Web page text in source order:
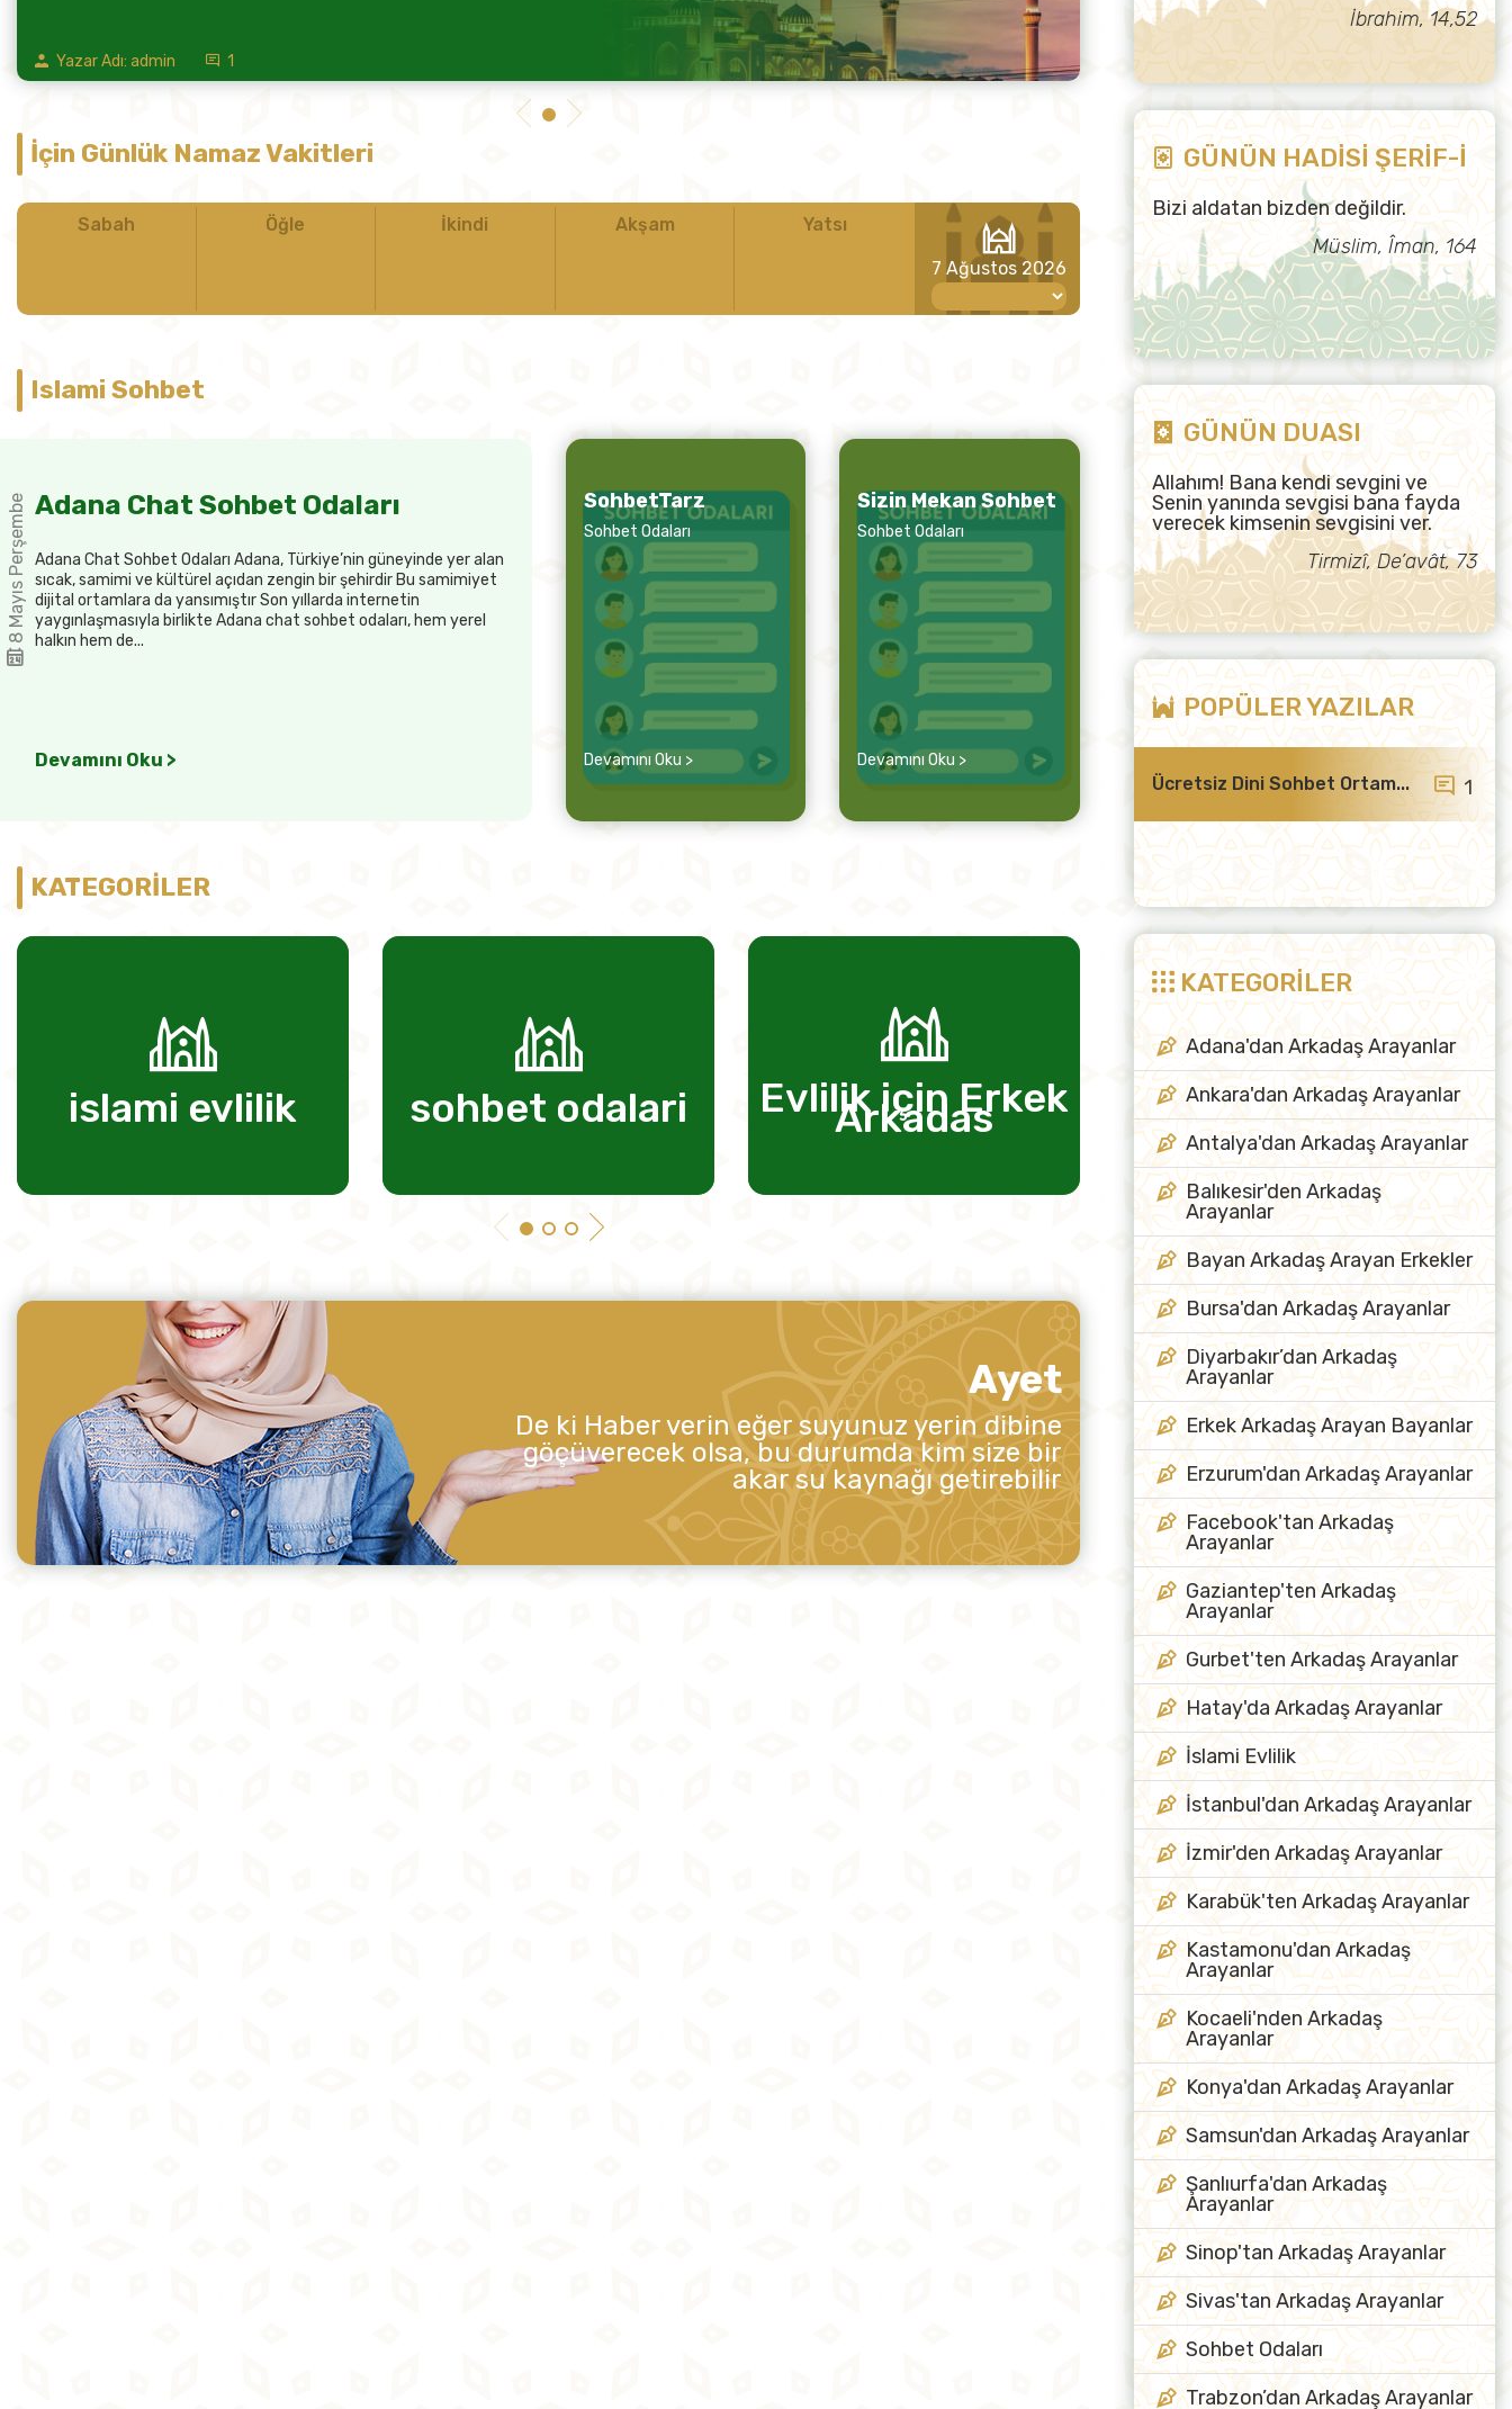
Yazar Adı: admin 1
İçin Günlük Namaz Vakitleri
Sabah Öğle İkindi Akşam Yatsı
7 Ağustos 2026
Islami Sohbet
8 Mayıs Perşembe Adana Chat Sohbet Odaları
Adana Chat Sohbet Odaları Adana, Türkiye’nin güneyinde yer alan
sıcak, samimi ve kültürel açıdan zengin bir şehirdir Bu samimiyet
dijital ortamlara da yansımıştır Son yıllarda internetin
yaygınlaşmasıyla birlikte Adana chat sohbet odaları, hem yerel
halkın hem de...
Devamını Oku >
SohbetTarz
Sohbet Odaları
Devamını Oku >
Sizin Mekan Sohbet
Sohbet Odaları
Devamını Oku >
KATEGORİLER
islami evlilik sohbet odalari Evlilik için Erkek
Arkadas evlilik için kadın
arkadaş
Ayet
De ki Haber verin eğer suyunuz yerin dibine
göçüverecek olsa, bu durumda kim size bir
akar su kaynağı getirebilir
İbrahim, 14,52
GÜNÜN HADİSİ ŞERİF-İ
Bizi aldatan bizden değildir.
Müslim, Îman, 164
GÜNÜN DUASI
Allahım! Bana kendi sevgini ve
Senin yanında sevgisi bana fayda
verecek kimsenin sevgisini ver.
Tirmizî, De’avât, 73
POPÜLER YAZILAR
Ücretsiz Dini Sohbet Ortam... 1
KATEGORİLER
Adana'dan Arkadaş Arayanlar
Ankara'dan Arkadaş Arayanlar
Antalya'dan Arkadaş Arayanlar
Balıkesir'den Arkadaş
Arayanlar
Bayan Arkadaş Arayan Erkekler
Bursa'dan Arkadaş Arayanlar
Diyarbakır’dan Arkadaş
Arayanlar
Erkek Arkadaş Arayan Bayanlar
Erzurum'dan Arkadaş Arayanlar
Facebook'tan Arkadaş
Arayanlar
Gaziantep'ten Arkadaş
Arayanlar
Gurbet'ten Arkadaş Arayanlar
Hatay'da Arkadaş Arayanlar
İslami Evlilik
İstanbul'dan Arkadaş Arayanlar
İzmir'den Arkadaş Arayanlar
Karabük'ten Arkadaş Arayanlar
Kastamonu'dan Arkadaş
Arayanlar
Kocaeli'nden Arkadaş
Arayanlar
Konya'dan Arkadaş Arayanlar
Samsun'dan Arkadaş Arayanlar
Şanlıurfa'dan Arkadaş
Arayanlar
Sinop'tan Arkadaş Arayanlar
Sivas'tan Arkadaş Arayanlar
Sohbet Odaları
Trabzon’dan Arkadaş Arayanlar